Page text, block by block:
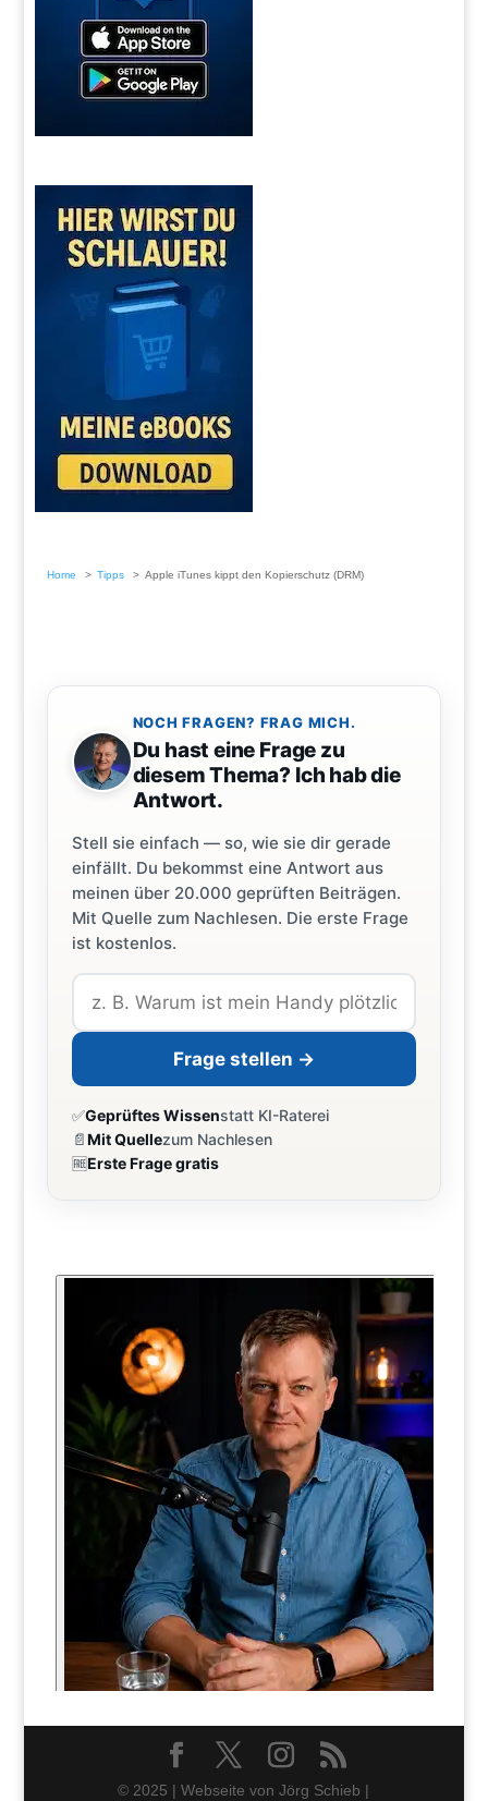
Home Tipps Apple iTunes kippt den Kopierschutz (DRM)
NOCH FRAGEN? FRAG MICH.
Du hast eine Frage zu
diesem Thema? Ich hab die
Antwort.
Stell sie einfach — so, wie sie dir gerade
einfällt. Du bekommst eine Antwort aus
meinen über 20.000 geprüften Beiträgen.
Mit Quelle zum Nachlesen. Die erste Frage
ist kostenlos.
Frage stellen →
✅Geprüftes Wissenstatt KI-Raterei
📄Mit Quellezum Nachlesen
🆓Erste Frage gratis
© 2025 | Webseite von Jörg Schieb |